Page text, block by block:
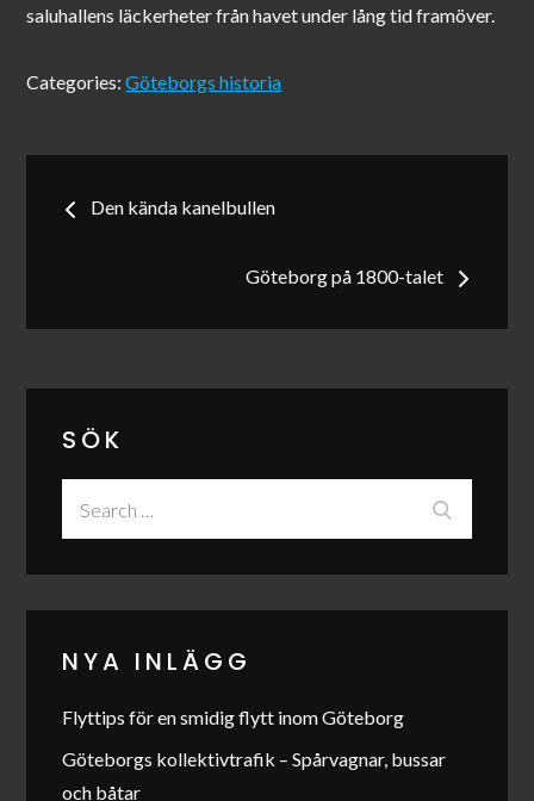
saluhallens läckerheter från havet under lång tid framöver.
Categories:Göteborgs historia
Inläggsnavigering
Den kända kanelbullen
Göteborg på 1800-talet
SÖK
NYA INLÄGG
Flyttips för en smidig flytt inom Göteborg
Göteborgs kollektivtrafik – Spårvagnar, bussar
och båtar